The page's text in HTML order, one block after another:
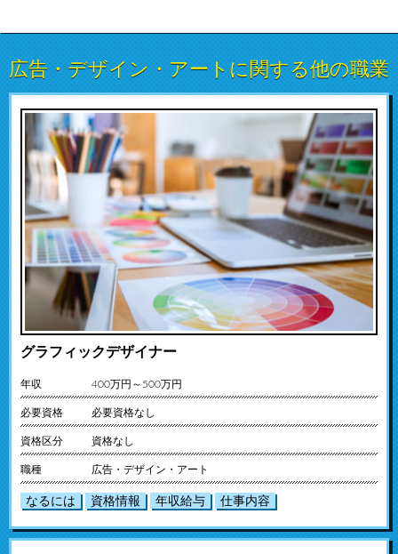
広告・デザイン・アートに関する他の職業
グラフィックデザイナー
年収 400万円～500万円
必要資格 必要資格なし
資格区分 資格なし
職種 広告・デザイン・アート
なるには 資格情報 年収給与 仕事内容